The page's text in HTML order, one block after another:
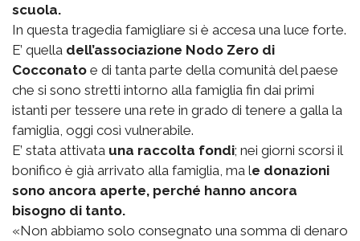
scuola.
In questa tragedia famigliare si è accesa una luce forte.
E’ quella dell’associazione Nodo Zero di
Cocconato e di tanta parte della comunità del paese
che si sono stretti intorno alla famiglia fin dai primi
istanti per tessere una rete in grado di tenere a galla la
famiglia, oggi così vulnerabile.
E’ stata attivata una raccolta fondi; nei giorni scorsi il
bonifico è già arrivato alla famiglia, ma le donazioni
sono ancora aperte, perché hanno ancora
bisogno di tanto.
«Non abbiamo solo consegnato una somma di denaro